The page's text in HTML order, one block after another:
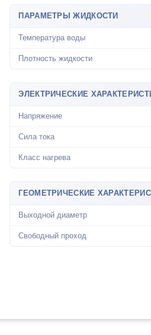
ПАРАМЕТРЫ ЖИДКОСТИ
Температура воды
Плотность жидкости
ЭЛЕКТРИЧЕСКИЕ
Напряжение
Сила тока
Класс нагрева
ГЕОМЕТРИЧЕСКИЕ
Выходной диаметр
Свободный проход